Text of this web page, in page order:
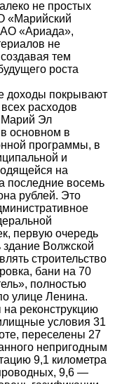
не простых
«Марийский
«Ариада»,
не
тем
роста
доходы покрывают
расходов
Марий Эл
основном в
программы, в
и
на
последние восемь
рублей. Это
первую очередь
здание Волжской
строительство
бани на 70
полностью
улице Ленина.
реконструкцию
условия 31
переселены 27
непригодным
9,1 километра
9,6 —